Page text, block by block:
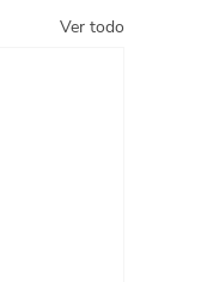
Ver todo